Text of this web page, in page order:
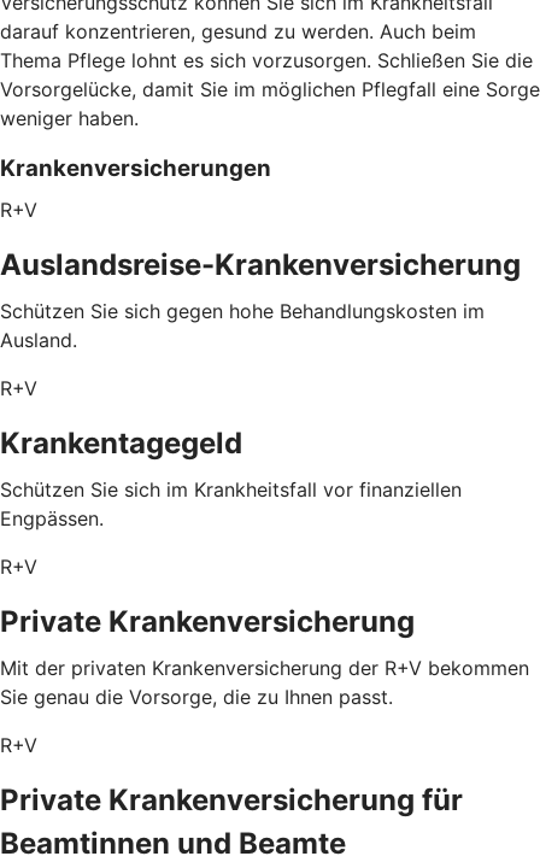
darauf konzentrieren, gesund zu werden. Auch beim
Thema Pflege lohnt es sich vorzusorgen. Schließen Sie die
Vorsorgelücke, damit Sie im möglichen Pflegfall eine Sorge
weniger haben.
Krankenversicherungen
R+V
Auslandsreise-Krankenversicherung
Schützen Sie sich gegen hohe Behandlungskosten im
Ausland.
R+V
Krankentagegeld
Schützen Sie sich im Krankheitsfall vor finanziellen
Engpässen.
R+V
Private Krankenversicherung
Mit der privaten Krankenversicherung der R+V bekommen
Sie genau die Vorsorge, die zu Ihnen passt.
R+V
Private Krankenversicherung für
Beamtinnen und Beamte